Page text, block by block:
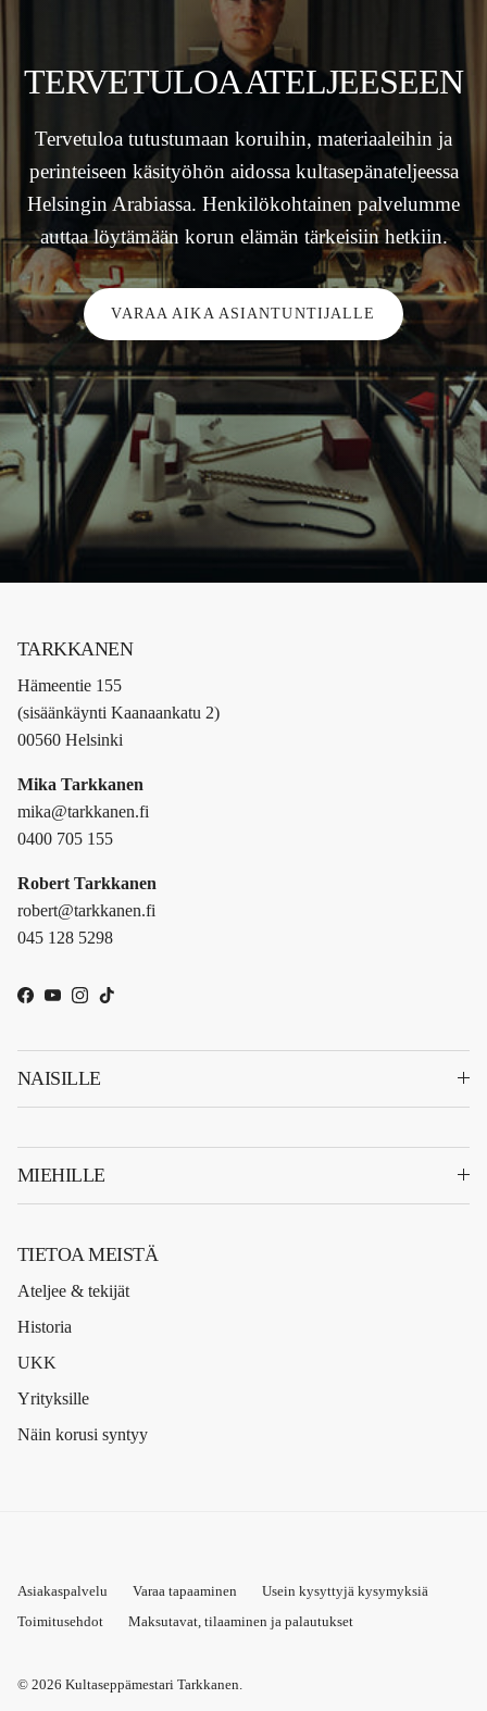
TERVETULOA ATELJEESEEN
Tervetuloa tutustumaan koruihin, materiaaleihin ja
perinteiseen käsityöhön aidossa kultasepänateljeessa
Helsingin Arabiassa. Henkilökohtainen palvelumme
auttaa löytämään korun elämän tärkeisiin hetkiin.
VARAA AIKA ASIANTUNTIJALLE
TARKKANEN
Hämeentie 155
(sisäänkäynti Kaanaankatu 2)
00560 Helsinki
Mika Tarkkanen
mika@tarkkanen.fi
0400 705 155
Robert Tarkkanen
robert@tarkkanen.fi
045 128 5298
Facebook
YouTube
Instagram
TikTok
NAISILLE
MIEHILLE
TIETOA MEISTÄ
Ateljee & tekijät
Historia
UKK
Yrityksille
Näin korusi syntyy
Asiakaspalvelu Varaa tapaaminen
Usein kysyttyjä kysymyksiä
Toimitusehdot
Maksutavat, tilaaminen ja palautukset
© 2026 Kultaseppämestari Tarkkanen